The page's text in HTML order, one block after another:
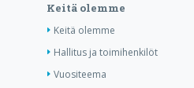
Keitä olemme
Keitä olemme
Hallitus ja toimihenkilöt
Vuositeema